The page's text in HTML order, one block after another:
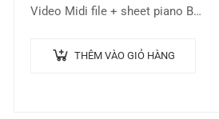
Video Midi file + sheet piano Bụi
chơi…
THÊM VÀO GIỎ HÀNG